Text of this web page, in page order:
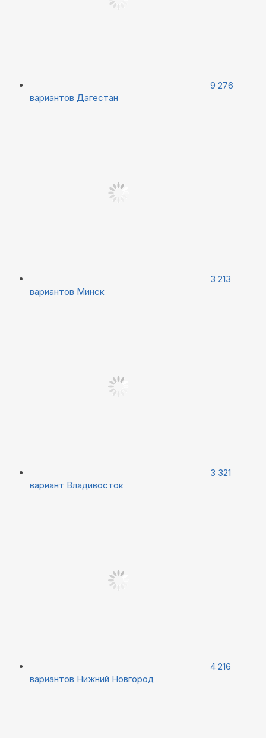
9 276
вариантов Дагестан
3 213
вариантов Минск
3 321
вариант Владивосток
4 216
вариантов Нижний Новгород